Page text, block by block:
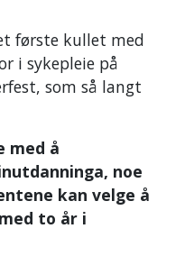
første kullet med
i sykepleie på
som så langt
med å
noe
kan velge å
to år i